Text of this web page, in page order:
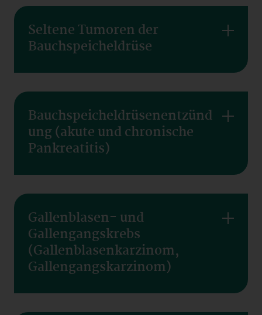
Seltene Tumoren der
Bauchspeicheldrüse
Bauchspeicheldrüsenentzünd
ung (akute und chronische
Pankreatitis)
Gallenblasen- und
Gallengangskrebs
(Gallenblasenkarzinom,
Gallengangskarzinom)